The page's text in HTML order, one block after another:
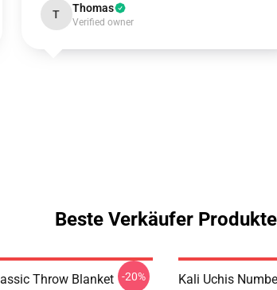
T Thomas
Verified owner
Beste Verkäufer Produkte
Throw Blanket
-20%
Kali Uchis